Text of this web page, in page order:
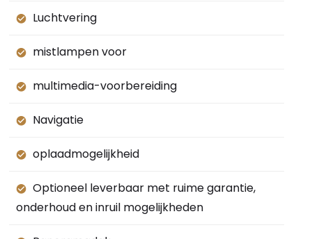
Luchtvering
mistlampen voor
multimedia-voorbereiding
Navigatie
oplaadmogelijkheid
Optioneel leverbaar met ruime garantie,
onderhoud en inruil mogelijkheden